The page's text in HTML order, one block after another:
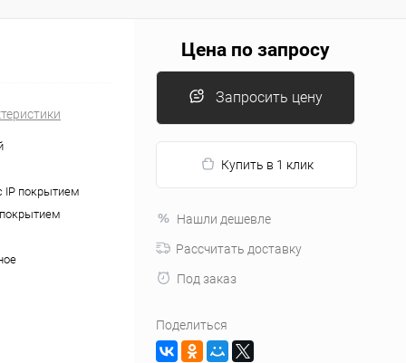
IP покрытием
Цена по запросу
Запросить цену
Купить в 1 клик
Нашли дешевле
Рассчитать доставку
Под заказ
Поделиться